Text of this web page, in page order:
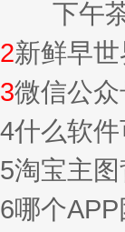
下午茶
2新鲜早
3微信公
4什么软
5淘宝主
6哪个